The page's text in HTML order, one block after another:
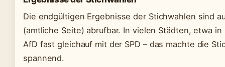
Die endgültigen Ergebnisse der Stichwahlen sind
(amtliche Seite) abrufbar. In vielen Städten, etwa
AfD fast gleichauf mit der SPD – das machte die
spannend.